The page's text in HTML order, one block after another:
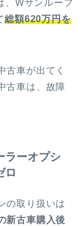
、Wサンルーフ
総額620万円を
古車が出てく
古車は、故障
ラーオプシ
ロ
の取り扱いは
新古車購入後